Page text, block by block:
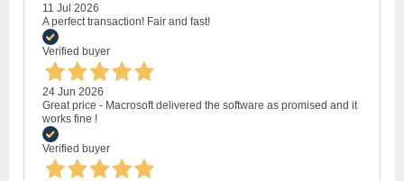
11 Jul 2026
A perfect transaction! Fair and fast!
Verified buyer
24 Jun 2026
Great price - Macrosoft delivered the software as promised and it
works fine !
Verified buyer